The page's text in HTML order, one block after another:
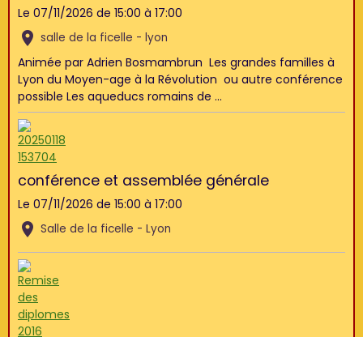
Le 07/11/2026 de 15:00 à 17:00
salle de la ficelle - lyon
Animée par Adrien Bosmambrun Les grandes familles à
Lyon du Moyen-age à la Révolution ou autre conférence
possible Les aqueducs romains de ...
conférence et assemblée générale
Le 07/11/2026 de 15:00 à 17:00
Salle de la ficelle - Lyon